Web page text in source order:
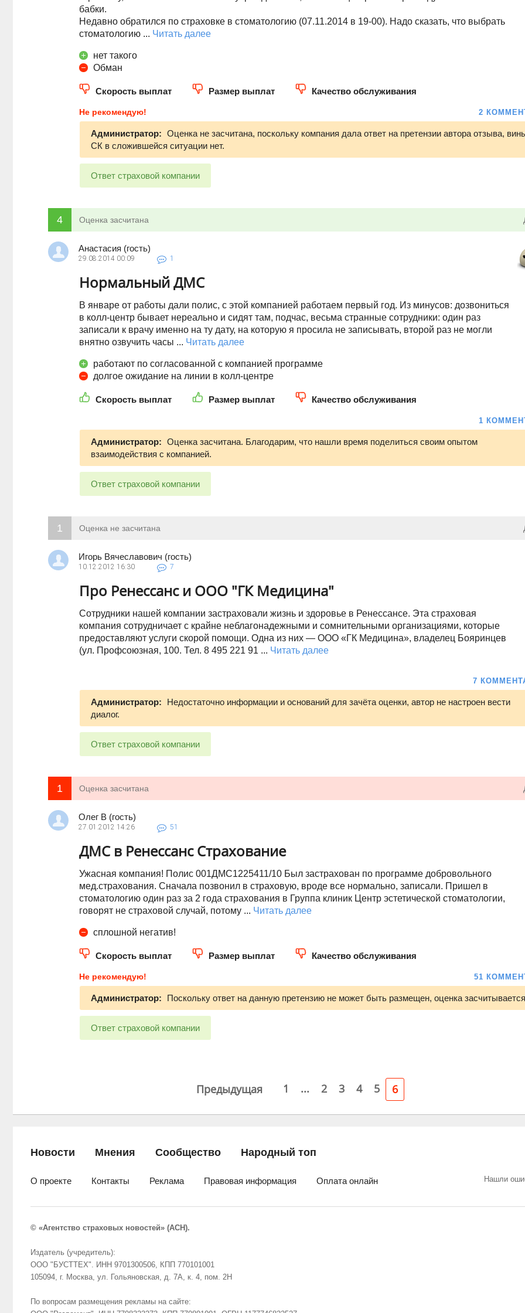
бабки.
Недавно обратился по страховке в стоматологию (07.11.2014 в 19-00). Надо сказать, что выбрать
стоматологию ... Читать далее
нет такого
Обман
Скорость выплат Размер выплат Качество обслуживания
Не рекомендую! 2
Администратор: Оценка не засчитана, поскольку компания дала ответ на претензии автора отзыва,
СК в сложившейся ситуации нет.
Ответ страховой компании
4 Оценка засчитана
Анастасия (гость)
29.08.2014 00:09 1
Нормальный ДМС
В январе от работы дали полис, с этой компанией работаем первый год. Из минусов: дозвониться
в колл-центр бывает нереально и сидят там, подчас, весьма странные сотрудники: один раз
записали к врачу именно на ту дату, на которую я просила не записывать, второй раз не могли
внятно озвучить часы ... Читать далее
работают по согласованной с компанией программе
долгое ожидание на линии в колл-центре
Скорость выплат Размер выплат Качество обслуживания
1
Администратор: Оценка засчитана. Благодарим, что нашли время поделиться своим опытом
взаимодействия с компанией.
Ответ страховой компании
1 Оценка не засчитана
Игорь Вячеславович (гость)
10.12.2012 16:30 7
Про Ренессанс и ООО "ГК Медицина"
Сотрудники нашей компании застраховали жизнь и здоровье в Ренессансе. Эта страховая
компания сотрудничает с крайне неблагонадежными и сомнительными организациями, которые
предоставляют услуги скорой помощи. Одна из них — ООО «ГК Медицина», владелец Бояринцев
(ул. Профсоюзная, 100. Тел. 8 495 221 91 ... Читать далее
7
Администратор:
Недостаточно информации и оснований для зачёта оценки, автор не настроен вести
диалог.
Ответ страховой компании
1 Оценка засчитана
Олег В (гость)
27.01.2012 14:26 51
ДМС в Ренессанс Страхование
Ужасная компания! Полис 001ДМС1225411/10 Был застрахован по программе добровольного
мед.страхования. Сначала позвонил в страховую, вроде все нормально, записали. Пришел в
стоматологию один раз за 2 года страхования в Группа клиник Центр эстетической стоматологии,
говорят не страховой случай, потому ... Читать далее
сплошной негатив!
Скорость выплат Размер выплат Качество обслуживания
Не рекомендую! 51
Администратор: Поскольку ответ на данную претензию не может быть размещен, оценка
Ответ страховой компании
Предыдущая 1 ... 2 3 4 5 6
Новости Мнения Сообщество Народный топ
О проекте Контакты Реклама Правовая информация Оплата онлайн Нашли
© «Агентство страховых новостей» (АСН).
Издатель (учредитель):
ООО "БУСТТЕХ". ИНН 9701300506, КПП 770101001
105094, г. Москва, ул. Гольяновская, д. 7А, к. 4, пом. 2Н
По вопросам размещения рекламы на сайте: